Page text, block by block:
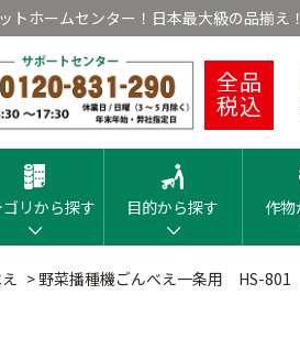
ホームセンター！日本最大級の品揃え
全品
税込
リから探す 目的から探す 作
>野菜播種機ごんべえ一条用 HS-801